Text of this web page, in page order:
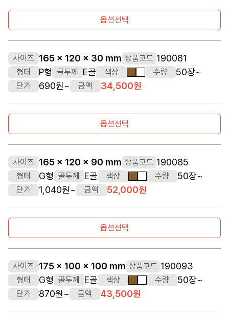
옵션선택
사이즈 165 x 120 x 30 mm 상품코드 190081
형태 P형 골두께 E골 색상 갈색
흰색 수량 50장~
단가 690원~ 금액 34,500원
옵션선택
사이즈 165 x 120 x 90 mm 상품코드 190085
형태 G형 골두께 E골 색상 갈색
흰색 수량 50장~
단가 1,040원~ 금액 52,000원
옵션선택
사이즈 175 x 100 x 100 mm 상품코드 190093
형태 G형 골두께 E골 색상 갈색
흰색 수량 50장~
단가 870원~ 금액 43,500원